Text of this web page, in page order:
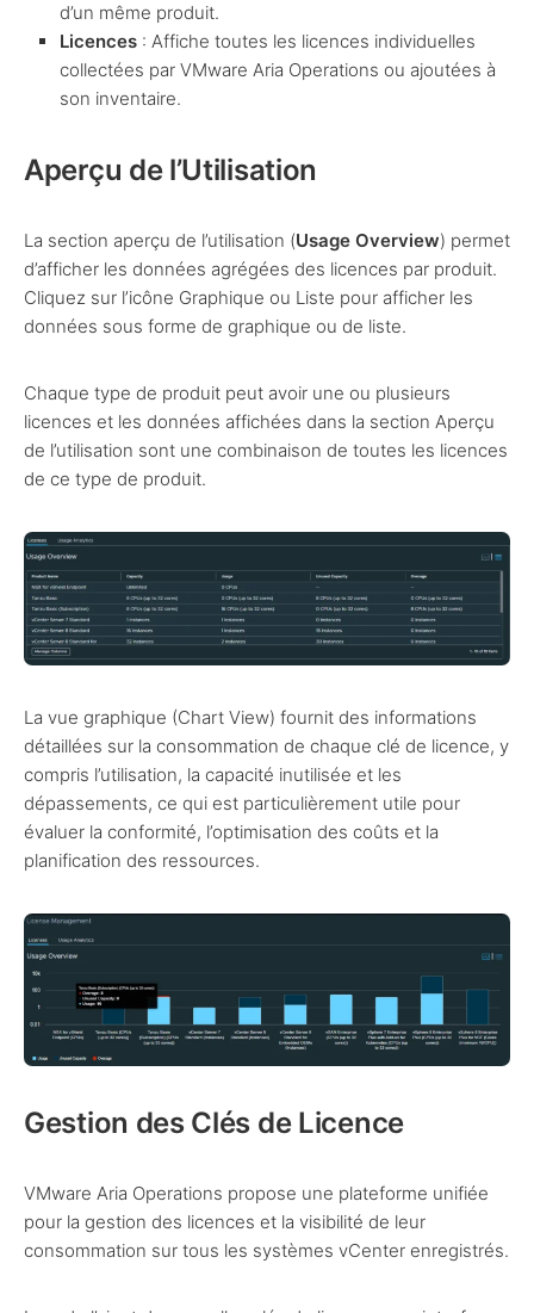
d’un même produit.
Licences : Affiche toutes les licences individuelles
collectées par VMware Aria Operations ou ajoutées à
son inventaire.
Aperçu de l’Utilisation
La section aperçu de l’utilisation (Usage Overview) permet
d’afficher les données agrégées des licences par produit.
Cliquez sur l’icône Graphique ou Liste pour afficher les
données sous forme de graphique ou de liste.
Chaque type de produit peut avoir une ou plusieurs
licences et les données affichées dans la section Aperçu
de l’utilisation sont une combinaison de toutes les licences
de ce type de produit.
La vue graphique (Chart View) fournit des informations
détaillées sur la consommation de chaque clé de licence, y
compris l’utilisation, la capacité inutilisée et les
dépassements, ce qui est particulièrement utile pour
évaluer la conformité, l’optimisation des coûts et la
planification des ressources.
Gestion des Clés de Licence
VMware Aria Operations propose une plateforme unifiée
pour la gestion des licences et la visibilité de leur
consommation sur tous les systèmes vCenter enregistrés.